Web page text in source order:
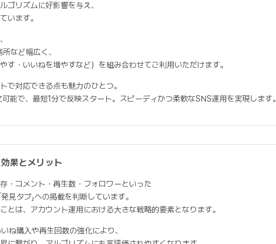
ゴリズムに好影響を与え、
います。
など幅広く、
す・いいねを増やすなど）を組み合わせてご利用いただけます。
で対応できる点も魅力のひとつ。
能で、最短1分で反映スタート。スピーディかつ柔軟なSNS運用を実現します。
果とメリット
・コメント・再生数・フォロワーといった
見タブ」への掲載を判断しています。
とは、アカウント運用における大きな戦略的要素となります。
ね購入や再生回数の強化により、